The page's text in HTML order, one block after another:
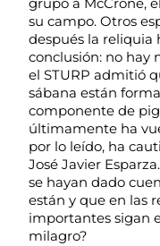
grupo a McCrone,
su campo. Otros
después la reliquia
conclusión: no hay
el STURP admitió
sábana están
componente de
últimamente ha
por lo leído, ha
José Javier
se hayan dado
están y que en las
importantes sigan
milagro?